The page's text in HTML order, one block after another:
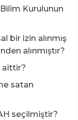
Kurulunun
bir izin alınmış
alınmıştır?
aittir?
satan
seçilmiştir?